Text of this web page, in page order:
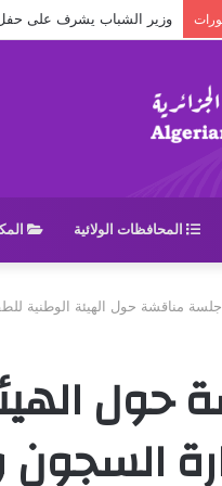
وزير الشباب يشرف على حفل افتتاح
المحافظات الولائية
جلسة مناقشة حول الهيئة الوطنية
السجون